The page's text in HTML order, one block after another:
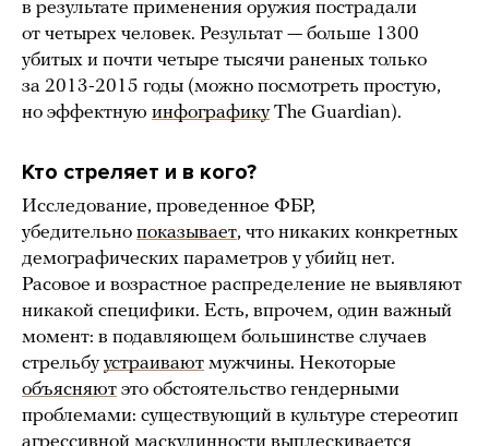
в результате применения оружия пострадали
от четырех человек. Результат — больше 1300
убитых и почти четыре тысячи раненых только
за 2013-2015 годы (можно посмотреть простую,
но эффектную инфографикуThe Guardian).
Кто стреляет и в кого?
Исследование, проведенное ФБР,
убедительно показывает, что никаких конкретных
демографических параметров у убийц нет.
Расовое и возрастное распределение не выявляют
никакой специфики. Есть, впрочем, один важный
момент: в подавляющем большинстве случаев
стрельбуустраивают мужчины. Некоторые
объясняют это обстоятельство гендерными
проблемами: существующий в культуре стереотип